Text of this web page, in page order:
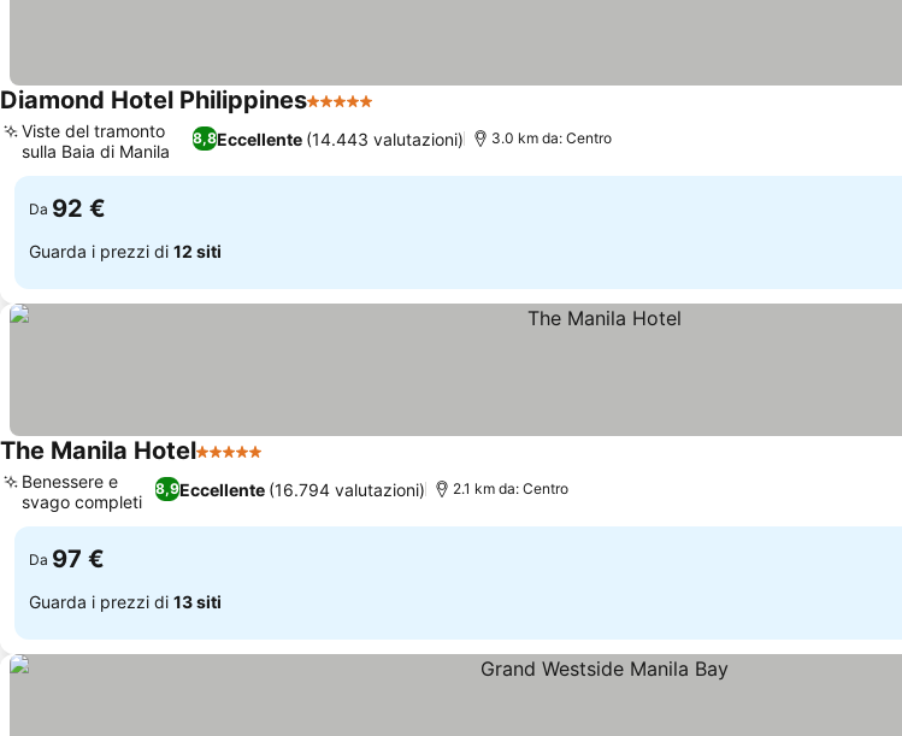
Diamond Hotel Philippines5 Stelle
8,8Eccellente (14.443 valutazioni)
Viste del tramonto
sulla Baia di Manila
3.0 km da: Centro
Da 92 €
Guarda i prezzi di 12 siti
The Manila Hotel5 Stelle
8,9Eccellente (16.794 valutazioni)
Benessere e
svago completi
2.1 km da: Centro
Da 97 €
Guarda i prezzi di 13 siti